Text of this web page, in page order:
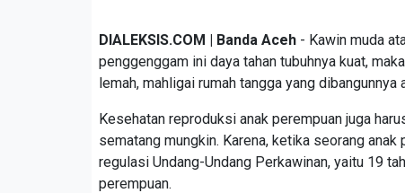
DIALEKSIS.COM | Banda Aceh - Kawin muda
penggenggam ini daya tahan tubuhnya kuat,
lemah, mahligai rumah tangga yang dibangunnya
Kesehatan reproduksi anak perempuan juga
sematang mungkin. Karena, ketika seorang
regulasi Undang-Undang Perkawinan, yaitu 19
perempuan.